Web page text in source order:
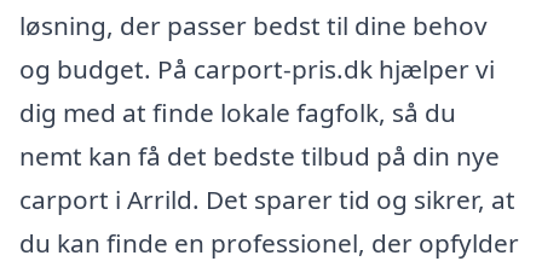
løsning, der passer bedst til dine behov
og budget. På carport-pris.dk hjælper vi
dig med at finde lokale fagfolk, så du
nemt kan få det bedste tilbud på din nye
carport i Arrild. Det sparer tid og sikrer, at
du kan finde en professionel, der opfylder